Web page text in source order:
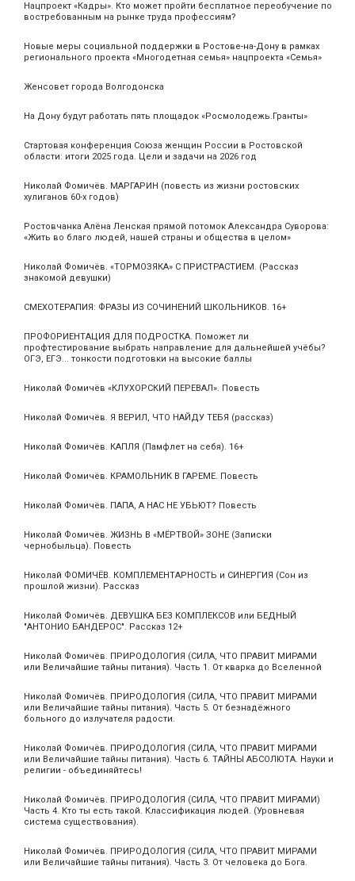
Нацпроект «Кадры». Кто может пройти бесплатное переобучение по
востребованным на рынке труда профессиям?
Новые меры социальной поддержки в Ростове-на-Дону в рамках
регионального проекта «Многодетная семья» нацпроекта «Семья»
Женсовет города Волгодонска
На Дону будут работать пять площадок «Росмолодежь.Гранты»
Стартовая конференция Союза женщин России в Ростовской
области: итоги 2025 года. Цели и задачи на 2026 год
Николай Фомичёв. МАРГАРИН (повесть из жизни ростовских
хулиганов 60-х годов)
Ростовчанка Алёна Ленская прямой потомок Александра Суворова:
«Жить во благо людей, нашей страны и общества в целом»
Николай Фомичёв. «ТОРМОЗЯКА» С ПРИСТРАСТИЕМ. (Рассказ
знакомой девушки)
СМЕХОТЕРАПИЯ: ФРАЗЫ ИЗ СОЧИНЕНИЙ ШКОЛЬНИКОВ. 16+
ПРОФОРИЕНТАЦИЯ ДЛЯ ПОДРОСТКА. Поможет ли
профтестирование выбрать направление для дальнейшей учёбы?
ОГЭ, ЕГЭ... тонкости подготовки на высокие баллы
Николай Фомичёв «КЛУХОРСКИЙ ПЕРЕВАЛ». Повесть
Николай Фомичёв. Я ВЕРИЛ, ЧТО НАЙДУ ТЕБЯ (рассказ)
Николай Фомичёв. КАПЛЯ (Памфлет на себя). 16+
Николай Фомичёв. КРАМОЛЬНИК В ГАРЕМЕ. Повесть
Николай Фомичёв. ПАПА, А НАС НЕ УБЬЮТ? Повесть
Николай Фомичёв. ЖИЗНЬ В «МЁРТВОЙ» ЗОНЕ (Записки
чернобыльца). Повесть
Николай ФОМИЧЁВ. КОМПЛЕМЕНТАРНОСТЬ и СИНЕРГИЯ (Сон из
прошлой жизни). Рассказ
Николай Фомичёв. ДЕВУШКА БЕЗ КОМПЛЕКСОВ или БЕДНЫЙ
"АНТОНИО БАНДЕРОС". Рассказ 12+
Николай Фомичёв. ПРИРОДОЛОГИЯ (СИЛА, ЧТО ПРАВИТ МИРАМИ
или Величайшие тайны питания). Часть 1. От кварка до Вселенной
Николай Фомичёв. ПРИРОДОЛОГИЯ (СИЛА, ЧТО ПРАВИТ МИРАМИ
или Величайшие тайны питания). Часть 5. От безнадёжного
больного до излучателя радости.
Николай Фомичёв. ПРИРОДОЛОГИЯ (СИЛА, ЧТО ПРАВИТ МИРАМИ
или Величайшие тайны питания). Часть 6. ТАЙНЫ АБСОЛЮТА. Науки и
религии - объединяйтесь!
Николай Фомичёв. ПРИРОДОЛОГИЯ (СИЛА, ЧТО ПРАВИТ МИРАМИ)
Часть 4. Кто ты есть такой. Классификация людей. (Уровневая
система существования).
Николай Фомичёв. ПРИРОДОЛОГИЯ (СИЛА, ЧТО ПРАВИТ МИРАМИ
или Величайшие тайны питания). Часть 3. От человека до Бога.